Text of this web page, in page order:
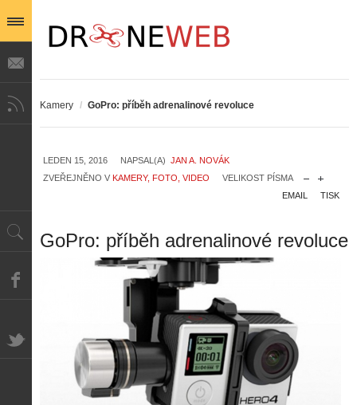
Kamery / GoPro: příběh adrenalinové revoluce
LEDEN 15, 2016 NAPSAL(A) JAN A. NOVÁK
ZVEŘEJNĚNO V KAMERY, FOTO, VIDEO
VELIKOST PÍSMA
TISK
EMAIL
GoPro: příběh adrenalinové revoluce